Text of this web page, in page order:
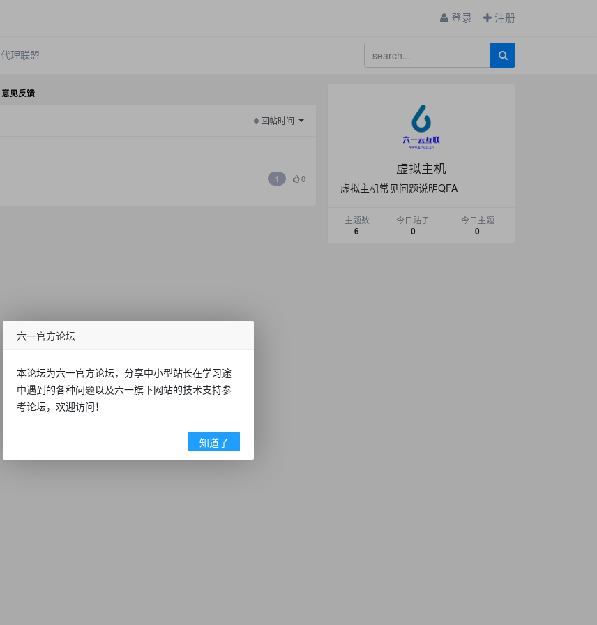
登录 注册
代理联盟
意见反馈
回帖时间
1 0
虚拟主机
虚拟主机常见问题说明QFA
主题数
6
今日贴子
0
今日主题
0
六一官方论坛
本论坛为六一官方论坛，分享中小型站长在学习途
中遇到的各种问题以及六一旗下网站的技术支持参
考论坛，欢迎访问！
知道了